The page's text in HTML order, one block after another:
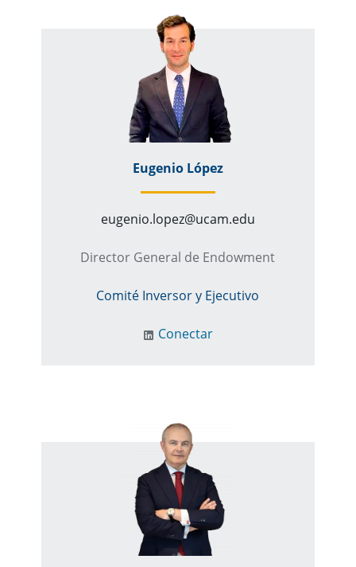
Eugenio López
eugenio.lopez@ucam.edu
Director General de Endowment
Comité Inversor y Ejecutivo
Conectar